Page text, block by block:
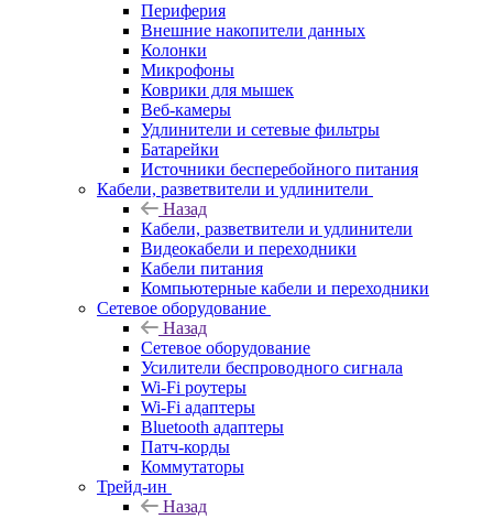
Периферия
Внешние накопители данных
Колонки
Микрофоны
Коврики для мышек
Веб-камеры
Удлинители и сетевые фильтры
Батарейки
Источники бесперебойного питания
Кабели, разветвители и удлинители
Назад
Кабели, разветвители и удлинители
Видеокабели и переходники
Кабели питания
Компьютерные кабели и переходники
Сетевое оборудование
Назад
Сетевое оборудование
Усилители беспроводного сигнала
Wi-Fi роутеры
Wi-Fi адаптеры
Bluetooth адаптеры
Патч-корды
Коммутаторы
Трейд-ин
Назад